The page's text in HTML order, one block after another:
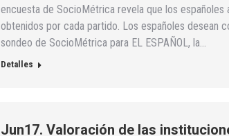
encuesta de SocioMétrica revela que los
obtenidos por cada partido. Los españoles desean
sondeo de SocioMétrica para EL ESPAÑOL, la…
Detalles
Jun17. Valoración de las